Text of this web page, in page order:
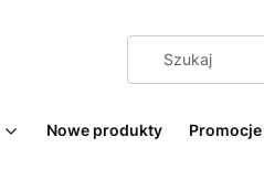
Nowe produkty Promocje